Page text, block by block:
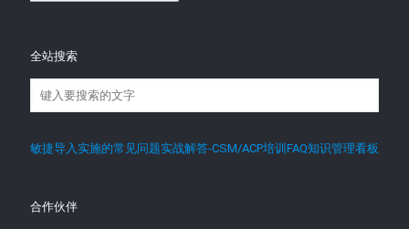
全站搜索
敏捷导入实施的常见问题实战解答-CSM/ACP培训FAQ知识管理看板
合作伙伴